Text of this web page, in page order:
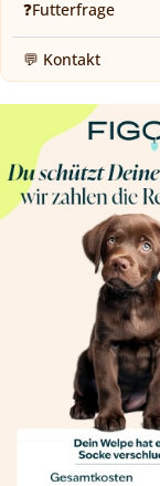
❓Futterfrage
💬 Kontakt